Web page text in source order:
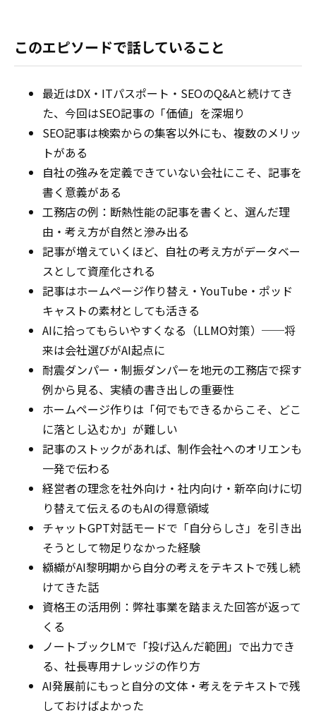
このエピソードで話していること
最近はDX・ITパスポート・SEOのQ&Aと続けてき
た、今回はSEO記事の「価値」を深堀り
SEO記事は検索からの集客以外にも、複数のメリッ
トがある
自社の強みを定義できていない会社にこそ、記事を
書く意義がある
工務店の例：断熱性能の記事を書くと、選んだ理
由・考え方が自然と滲み出る
記事が増えていくほど、自社の考え方がデータベー
スとして資産化される
記事はホームページ作り替え・YouTube・ポッド
キャストの素材としても活きる
AIに拾ってもらいやすくなる（LLMO対策）──将
来は会社選びがAI起点に
耐震ダンパー・制振ダンパーを地元の工務店で探す
例から見る、実績の書き出しの重要性
ホームページ作りは「何でもできるからこそ、どこ
に落とし込むか」が難しい
記事のストックがあれば、制作会社へのオリエンも
一発で伝わる
経営者の理念を社外向け・社内向け・新卒向けに切
り替えて伝えるのもAIの得意領域
チャットGPT対話モードで「自分らしさ」を引き出
そうとして物足りなかった経験
纐纈がAI黎明期から自分の考えをテキストで残し続
けてきた話
資格王の活用例：弊社事業を踏まえた回答が返って
くる
ノートブックLMで「投げ込んだ範囲」で出力でき
る、社長専用ナレッジの作り方
AI発展前にもっと自分の文体・考えをテキストで残
しておけばよかった